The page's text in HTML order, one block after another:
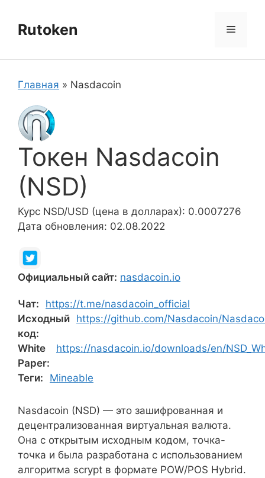
содержимому
Rutoken Меню
Главная » Nasdacoin
Токен Nasdacoin
(NSD)
Курс NSD/USD (цена в долларах): 0.0007276
Дата обновления: 02.08.2022
Официальный сайт: nasdacoin.io
Чат:
https://t.me/nasdacoin_official
Исходный
код:
https://github.com/Nasdacoin/
White
Paper:
https://nasdacoin.io/downloads/en/
Теги: Mineable
Nasdacoin (NSD) — это зашифрованная и
децентрализованная виртуальная валюта.
Она с открытым исходным кодом, точка-
точка и была разработана с использованием
алгоритма scrypt в формате POW/POS Hybrid.